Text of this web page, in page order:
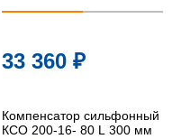
33 360 ₽
Компенсатор сильфонный
КСО 200-16- 80 L 300 мм